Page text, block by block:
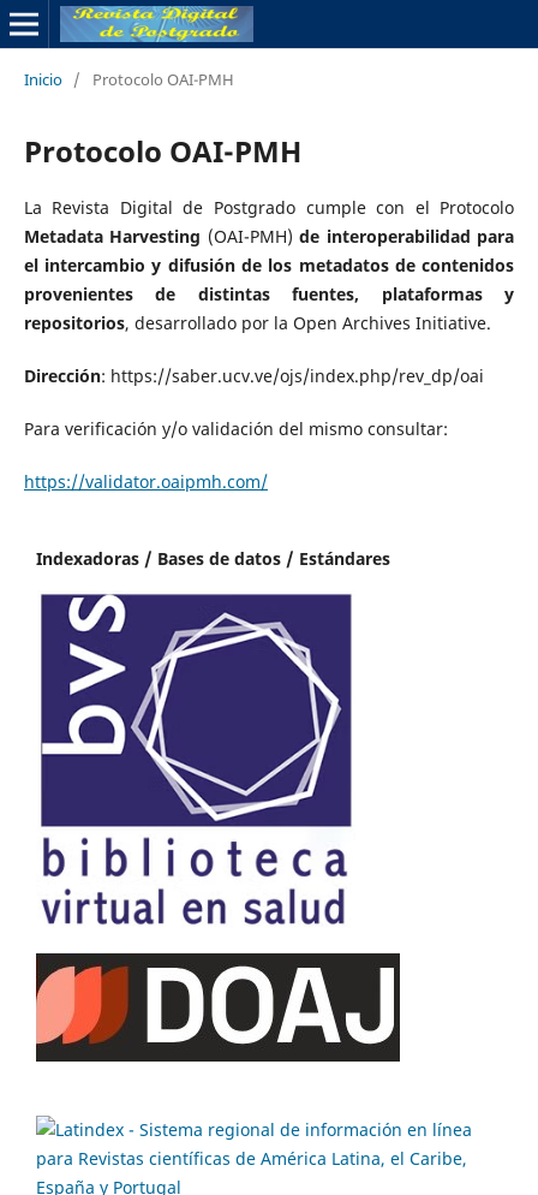
Inicio / Protocolo OAI-PMH
Protocolo OAI-PMH
La Revista Digital de Postgrado cumple con el Protocolo
Metadata Harvesting (OAI-PMH) de interoperabilidad para
el intercambio y difusión de los metadatos de contenidos
provenientes de distintas fuentes, plataformas y
repositorios, desarrollado por la Open Archives Initiative.
Dirección: https://saber.ucv.ve/ojs/index.php/rev_dp/oai
Para verificación y/o validación del mismo consultar:
https://validator.oaipmh.com/
Indexadoras / Bases de datos / Estándares